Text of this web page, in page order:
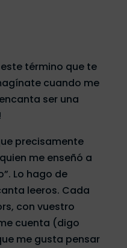
término que te
cuando me
ser una
precisamente
me enseñó a
Lo hago de
leeros. Cada
con vuestro
cuenta (digo
me gusta pensar